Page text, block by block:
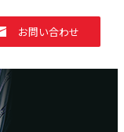
お問い合わせ